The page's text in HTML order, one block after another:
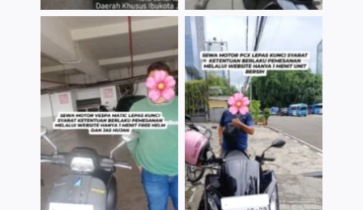
TNo Caption TNo Caption